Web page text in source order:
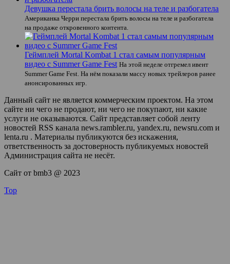
Девушка перестала брить волосы на теле и разбогатела
Американка Черри перестала брить волосы на теле и разбогатела
на продаже откровенного контента.
Геймплей Mortal Kombat 1 стал самым популярным
видео с Summer Game Fest На этой неделе отгремел ивент
Summer Game Fest. На нём показали массу новых трейлеров ранее
анонсированных игр.
Данный сайт не является коммерческим проектом. На этом
сайте ни чего не продают, ни чего не покупают, ни какие
услуги не оказываются. Сайт представляет собой ленту
новостей RSS канала news.rambler.ru, yandex.ru, newsru.com и
lenta.ru . Материалы публикуются без искажения,
ответственность за достоверность публикуемых новостей
Администрация сайта не несёт.
Сайт от bmb3 @ 2023
Top